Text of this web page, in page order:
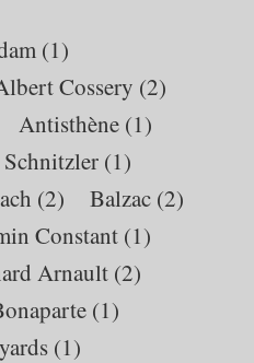
(1)
Cossery (2)
Antisthène (1)
(1)
(2) Balzac (2)
Constant (1)
Arnault (2)
(1)
(1)